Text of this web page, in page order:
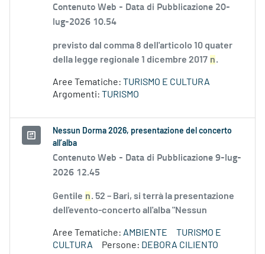
Contenuto Web - Data di Pubblicazione 20-
lug-2026 10.54
previsto dal comma 8 dell'articolo 10 quater
della legge regionale 1 dicembre 2017 n.
Aree Tematiche: TURISMO E CULTURA
Argomenti: TURISMO
Nessun Dorma 2026, presentazione del concerto
all’alba
Contenuto Web - Data di Pubblicazione 9-lug-
2026 12.45
Gentile n. 52 – Bari, si terrà la presentazione
dell'evento-concerto all'alba "Nessun
Aree Tematiche: AMBIENTE
TURISMO E
CULTURA
Persone: DEBORA CILIENTO